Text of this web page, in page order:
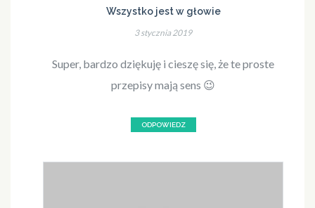
Wszystko jest w głowie
3 stycznia 2019
Super, bardzo dziękuję i cieszę się, że te proste
przepisy mają sens 😉
ODPOWIEDZ